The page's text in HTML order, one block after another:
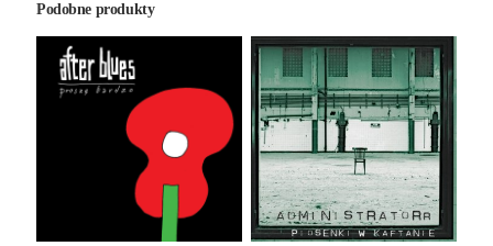
Podobne produkty